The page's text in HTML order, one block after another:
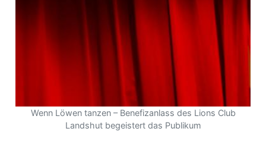
Wenn Löwen tanzen – Benefizanlass des Lions Club
Landshut begeistert das Publikum